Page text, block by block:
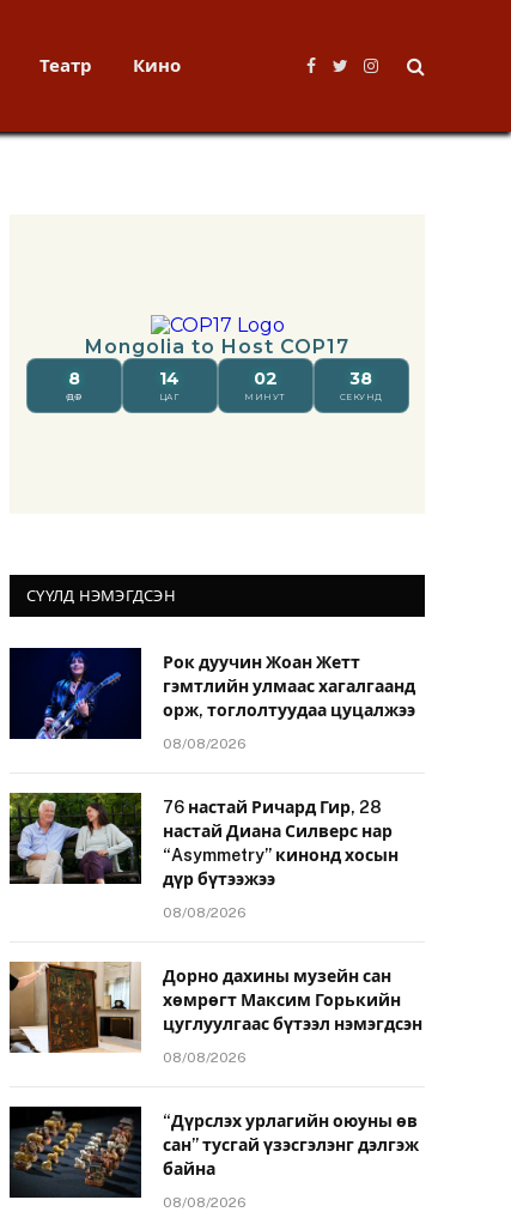
Театр Кино
Facebook
TwitterInstagram
СҮҮЛД НЭМЭГДСЭН
Рок дуучин Жоан Жетт
гэмтлийн улмаас хагалгаанд
орж, тоглолтуудаа цуцалжээ
08/08/2026
76 настай Ричард Гир, 28
настай Диана Силверс нар
“Asymmetry” кинонд хосын
дүр бүтээжээ
08/08/2026
Дорно дахины музейн сан
хөмрөгт Максим Горькийн
цуглуулгаас бүтээл нэмэгдсэн
08/08/2026
“Дүрслэх урлагийн оюуны өв
сан” тусгай үзэсгэлэнг дэлгэж
байна
08/08/2026